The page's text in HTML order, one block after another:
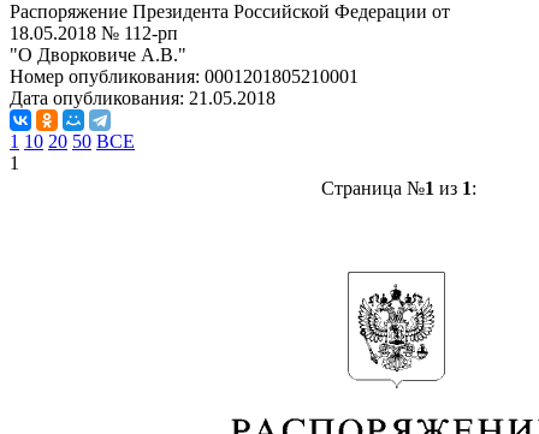
Распоряжение Президента Российской Федерации от
18.05.2018 № 112-рп
"О Дворковиче А.В."
Номер опубликования: 0001201805210001
Дата опубликования: 21.05.2018
1 10 20 50 ВСЕ
1
Страница №1 из 1: